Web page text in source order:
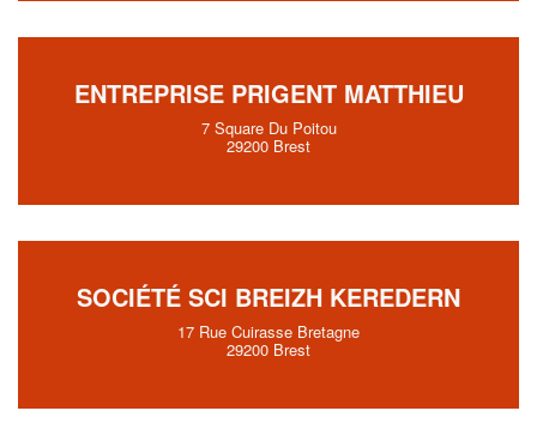
ENTREPRISE PRIGENT MATTHIEU
7 Square Du Poitou
29200 Brest
SOCIÉTÉ SCI BREIZH KEREDERN
17 Rue Cuirasse Bretagne
29200 Brest